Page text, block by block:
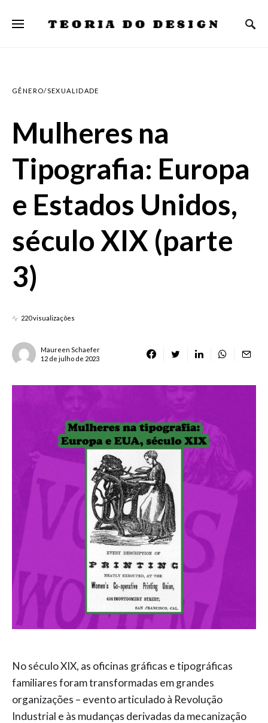
TEORIA DO DESIGN
GÊNERO/SEXUALIDADE
Mulheres na
Tipografia: Europa
e Estados Unidos,
século XIX (parte
3)
220 visualizações
Maureen Schaefer
12 de julho de 2023
No século XIX, as oficinas gráficas e tipográficas
familiares foram transformadas em grandes
organizações – evento articulado à Revolução
Industrial e às mudanças derivadas da mecanização